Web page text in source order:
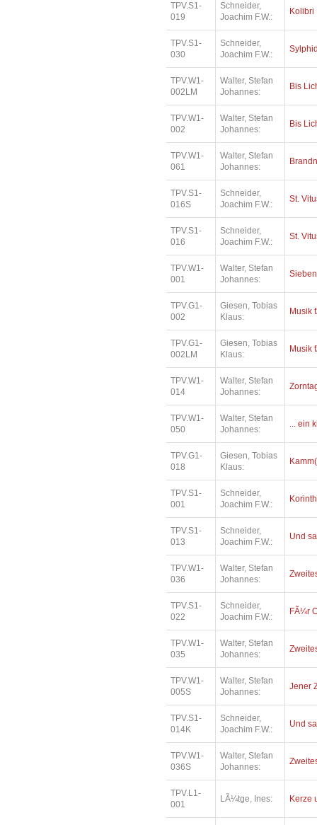
TPV.S1-
019
Schneider,
Joachim F.W.:
Kolibri
TPV.S1-
030
Schneider,
Joachim F.W.:
TPV.W1-
002LM
Walter, Stefan
Johannes:
Bis
TPV.W1-
002
Walter, Stefan
Johannes:
Bis
TPV.W1-
061
Walter, Stefan
Johannes:
TPV.S1-
016S
Schneider,
Joachim F.W.:
St.
TPV.S1-
016
Schneider,
Joachim F.W.:
St.
TPV.W1-
001
Walter, Stefan
Johannes:
TPV.G1-
002
Giesen, Tobias
Klaus:
Musik
TPV.G1-
002LM
Giesen, Tobias
Klaus:
Musik
TPV.W1-
014
Walter, Stefan
Johannes:
TPV.W1-
050
Walter, Stefan
Johannes:
... ein
TPV.G1-
018
Giesen, Tobias
Klaus:
TPV.S1-
001
Schneider,
Joachim F.W.:
TPV.S1-
013
Schneider,
Joachim F.W.:
Und
TPV.W1-
036
Walter, Stefan
Johannes:
TPV.S1-
022
Schneider,
Joachim F.W.:
FÃ¼r
TPV.W1-
035
Walter, Stefan
Johannes:
TPV.W1-
005S
Walter, Stefan
Johannes:
Jener
TPV.S1-
014K
Schneider,
Joachim F.W.:
Und
TPV.W1-
036S
Walter, Stefan
Johannes:
TPV.L1-
001
LÃ¼tge, Ines: Kerze